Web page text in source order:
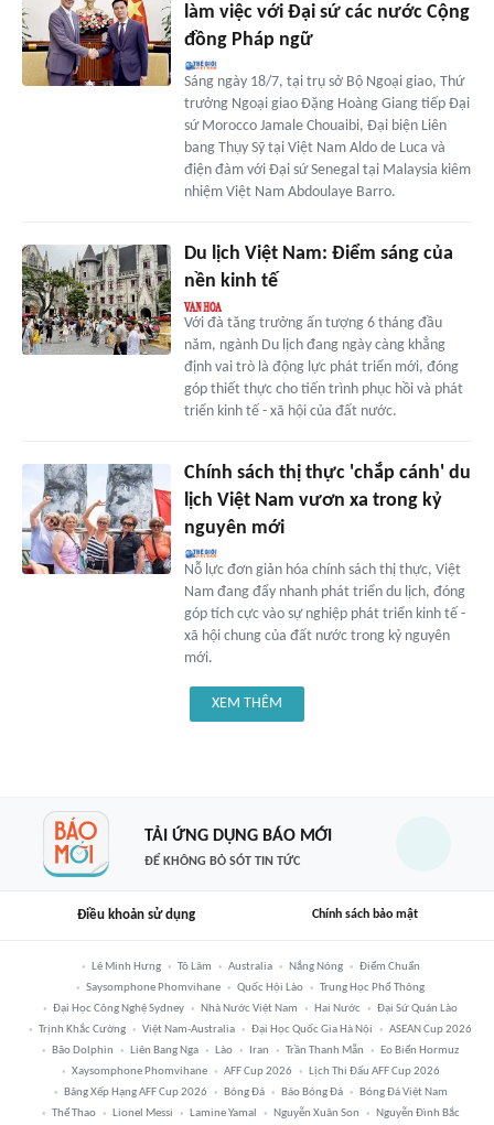
làm việc với Đại sứ các nước Cộng
đồng Pháp ngữ
Sáng ngày 18/7, tại trụ sở Bộ Ngoại giao, Thứ
trưởng Ngoại giao Đặng Hoàng Giang tiếp Đại
sứ Morocco Jamale Chouaibi, Đại biện Liên
bang Thụy Sỹ tại Việt Nam Aldo de Luca và
điện đàm với Đại sứ Senegal tại Malaysia kiêm
nhiệm Việt Nam Abdoulaye Barro.
Du lịch Việt Nam: Điểm sáng của
nền kinh tế
Với đà tăng trưởng ấn tượng 6 tháng đầu
năm, ngành Du lịch đang ngày càng khẳng
định vai trò là động lực phát triển mới, đóng
góp thiết thực cho tiến trình phục hồi và phát
triển kinh tế - xã hội của đất nước.
Chính sách thị thực 'chắp cánh' du
lịch Việt Nam vươn xa trong kỷ
nguyên mới
Nỗ lực đơn giản hóa chính sách thị thực, Việt
Nam đang đẩy nhanh phát triển du lịch, đóng
góp tích cực vào sự nghiệp phát triển kinh tế -
xã hội chung của đất nước trong kỷ nguyên
mới.
XEM THÊM
TẢI ỨNG DỤNG BÁO MỚI
ĐỂ KHÔNG BỎ SÓT TIN TỨC
Điều khoản sử dụng Chính sách bảo mật
Lê Minh Hưng Tô Lâm Australia Nắng Nóng
Điểm Chuẩn
Saysomphone Phomvihane
Quốc Hội Lào
Trung Học Phổ Thông
Đại Học Công Nghệ Sydney
Nhà Nước Việt Nam Hai Nước
Đại Sứ Quán Lào
Trịnh Khắc Cường
Việt Nam-Australia Đại Học Quốc Gia Hà Nội
ASEAN Cup 2026
Bão Dolphin
Liên Bang Nga Lào Iran Trần Thanh Mẫn
Eo Biển Hormuz
Xaysomphone Phomvihane
AFF Cup 2026
Lịch Thi Đấu AFF Cup 2026
Bảng Xếp Hạng AFF Cup 2026
Bóng Đá Báo Bóng Đá
Bóng Đá Việt Nam
Thể Thao
Lionel Messi Lamine Yamal Nguyễn Xuân Son Nguyễn Đình Bắc